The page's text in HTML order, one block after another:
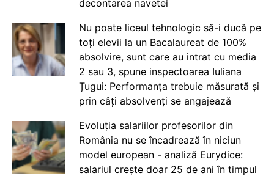
decontarea navetei
Nu poate liceul tehnologic să-i ducă pe
toți elevii la un Bacalaureat de 100%
absolvire, sunt care au intrat cu media
2 sau 3, spune inspectoarea Iuliana
Țugui: Performanța trebuie măsurată și
prin câți absolvenți se angajează
Evoluția salariilor profesorilor din
România nu se încadrează în niciun
model european - analiză Eurydice:
salariul crește doar 25 de ani în timpul